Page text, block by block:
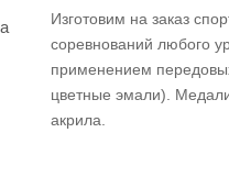
Изготовим на заказ
соревнований любого
применением
цветные эмали). Медали
акрила.